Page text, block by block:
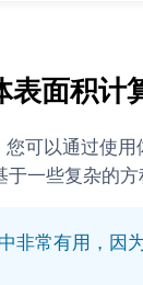
表面积计
可以通过使
一些复杂的
非常有用，因